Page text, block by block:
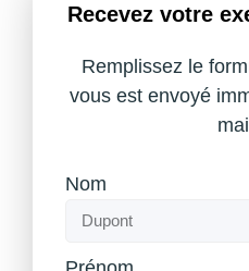
Recevez votre
Remplissez le
vous est envoyé
Nom